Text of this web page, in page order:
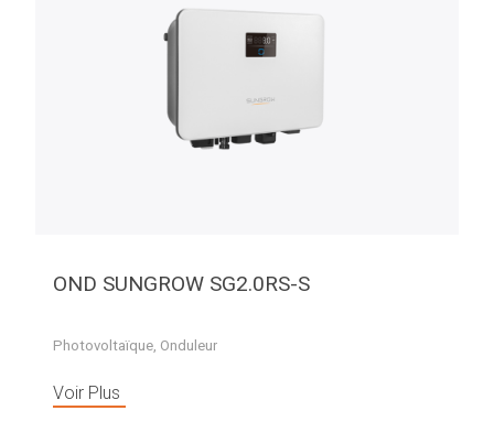
OND SUNGROW SG2.0RS-S
Photovoltaïque Onduleur
Voir Plus